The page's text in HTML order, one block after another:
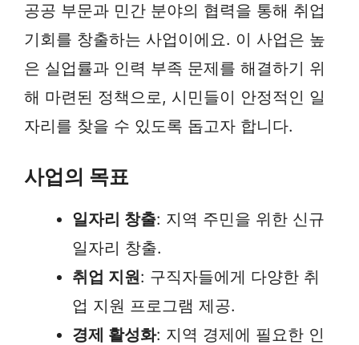
공공 부문과 민간 분야의 협력을 통해 취업
기회를 창출하는 사업이에요. 이 사업은 높
은 실업률과 인력 부족 문제를 해결하기 위
해 마련된 정책으로, 시민들이 안정적인 일
자리를 찾을 수 있도록 돕고자 합니다.
사업의 목표
일자리 창출: 지역 주민을 위한 신규
일자리 창출.
취업 지원: 구직자들에게 다양한 취
업 지원 프로그램 제공.
경제 활성화: 지역 경제에 필요한 인